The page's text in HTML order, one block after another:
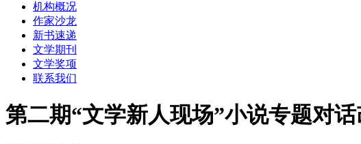
机构概况
作家沙龙
新书速递
文学期刊
文学奖项
联系我们
第二期“文学新人现场”小说专题对